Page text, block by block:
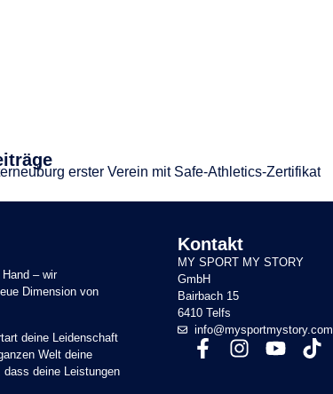
erster Verein mit Safe-Athletics-Zertifikat
– wir
Dimension von
deine Leidenschaft
Welt deine
dass deine Leistungen
Kontakt
MY SPORT MY STORY
GmbH
Bairbach 15
6410 Telfs
info@mysportmystory.com